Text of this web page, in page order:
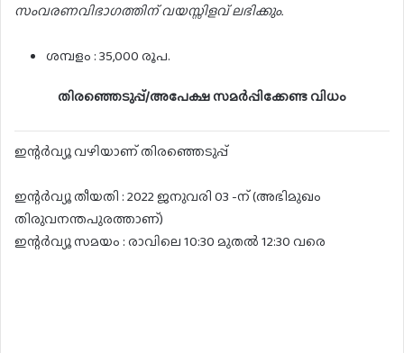
സംവരണവിഭാഗത്തിന് വയസ്സിളവ് ലഭിക്കും.
ശമ്പളം : 35,000 രൂപ.
തിരഞ്ഞെടുപ്പ്/അപേക്ഷ സമർപ്പിക്കേണ്ട വിധം
ഇന്റർവ്യൂ വഴിയാണ് തിരഞ്ഞെടുപ്പ്
ഇന്റർവ്യൂ തീയതി : 2022 ജനുവരി 03 -ന് (അഭിമുഖം
തിരുവനന്തപുരത്താണ്)
ഇന്റർവ്യൂ സമയം : രാവിലെ 10:30 മുതൽ 12:30 വരെ